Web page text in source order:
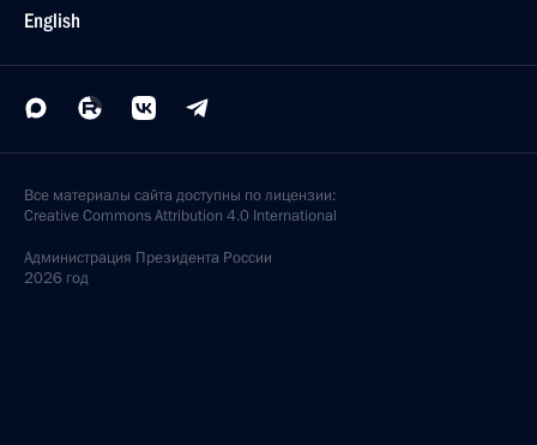
English
Все материалы сайта доступны по лицензии:
Creative Commons Attribution 4.0 International
Администрация Президента России
2026 год